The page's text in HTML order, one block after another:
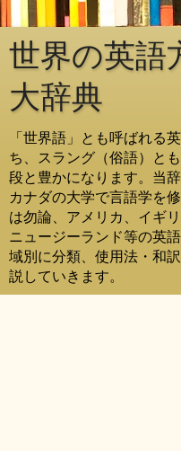
世界の英語
大辞典
「世界語」とも呼ばれる
ち、スラング（俗語）と
段と豊かになります。当
カナダの大学で言語学を
は勿論、アメリカ、イギ
ニュージーランド等の英
域別に分類、使用法・和
説していきます。